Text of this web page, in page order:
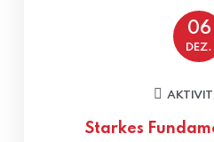
06
DEZ.
Starkes